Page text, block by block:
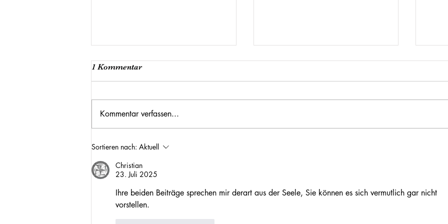
Rettet den Bindestrich! Und
H.
1 Kommentar
Kommentar verfassen...
Sortieren nach: Aktuell
Christian
23. Juli 2025
Ihre beiden Beiträge sprechen mir derart aus der Seele, Sie können es sich vermutlich gar nicht
vorstellen.